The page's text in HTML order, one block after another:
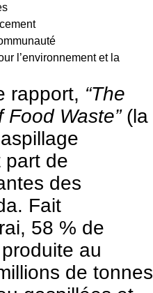
l’environnement et la
rapport, “The
Waste”(la
part de
des
Fait
58 % de
au
de tonnes